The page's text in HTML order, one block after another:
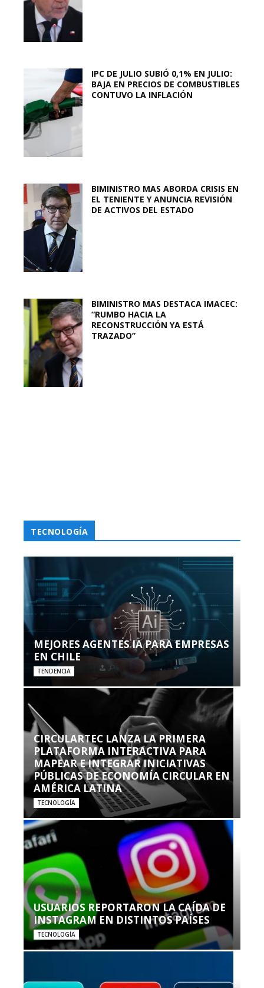
IPC DE JULIO SUBIÓ 0,1% EN JULIO:
BAJA EN PRECIOS DE COMBUSTIBLES
CONTUVO LA INFLACIÓN
BIMINISTRO MAS ABORDA CRISIS EN
EL TENIENTE Y ANUNCIA REVISIÓN
DE ACTIVOS DEL ESTADO
BIMINISTRO MAS DESTACA IMACEC:
“RUMBO HACIA LA
RECONSTRUCCIÓN YA ESTÁ
TRAZADO”
TECNOLOGÍA
MEJORES AGENTES IA PARA EMPRESAS
EN CHILE
TENDENCIA
CIRCULARTEC LANZA LA PRIMERA
PLATAFORMA INTERACTIVA PARA
MAPEAR E INTEGRAR INICIATIVAS
PÚBLICAS DE ECONOMÍA CIRCULAR EN
AMÉRICA LATINA
TECNOLOGÍA
USUARIOS REPORTARON LA CAÍDA DE
INSTAGRAM EN DISTINTOS PAÍSES
TECNOLOGÍA